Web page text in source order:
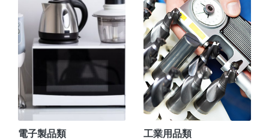
電子製品類 工業用品類